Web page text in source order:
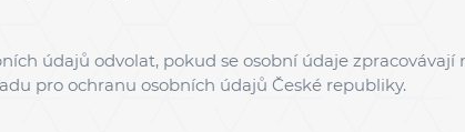
údajů odvolat, pokud se osobní údaje
pro ochranu osobních údajů České republiky.